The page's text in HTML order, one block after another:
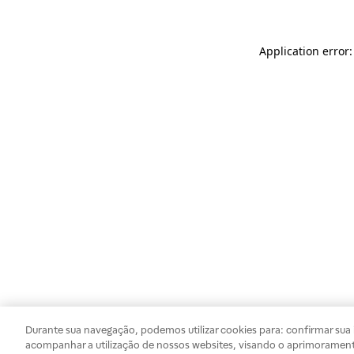
Application
Durante sua navegação, podemos utilizar cookies para: confirmar
acompanhar a utilização de nossos websites, visando o